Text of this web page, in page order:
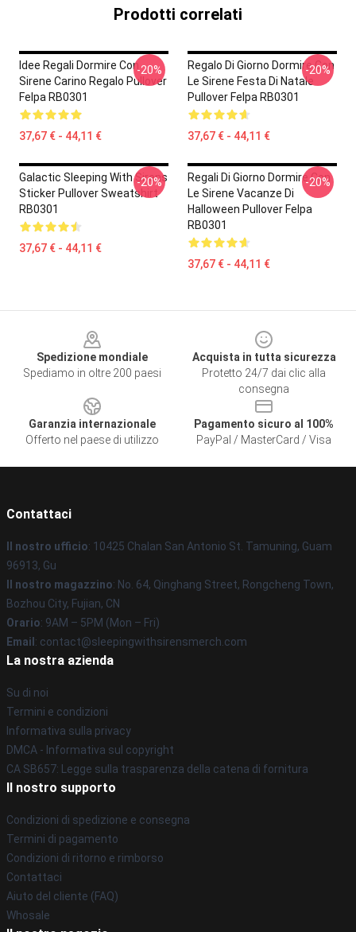
Prodotti correlati
Idee Regali Dormire Con
Sirene Carino Regalo Pullover
Felpa RB0301
37,67 € - 44,11 €
-20%
Regalo Di Giorno Dormire Con
Le Sirene Festa Di Natale
Pullover Felpa RB0301
37,67 € - 44,11 €
-20%
Galactic Sleeping With Sirens
Sticker Pullover Sweatshirt
RB0301
37,67 € - 44,11 €
-20%
Regali Di Giorno Dormire Con
Le Sirene Vacanze Di
Halloween Pullover Felpa
RB0301
37,67 € - 44,11 €
-20%
Spedizione mondiale
Spediamo in oltre 200 paesi
Acquista in tutta sicurezza
Protetto 24/7 dai clic alla
consegna
Garanzia internazionale
Offerto nel paese di utilizzo
Pagamento sicuro al 100%
PayPal / MasterCard / Visa
Contattaci
Il nostro ufficio: 10425 Chalan San Antonio St. Tamuning, Guam
96913, Gu
Il nostro magazzino: No. 64, Qinghang Street, Rongcheng Town,
Bozhou City, Fujian, CN
Orario: 9AM – 5PM (Mon – Fri)
Email : contact@sleepingwithsirensmerch.com
La nostra azienda
Su di noi
Termini e condizioni
Informativa sulla privacy
DMCA - Informativa sul copyright
CA SB657: Legge sulla trasparenza della catena di fornitura
Il nostro supporto
Condizioni di spedizione e consegna
Termini di pagamento
Condizioni di ritorno e rimborso
Contattaci
Aiuto del cliente (FAQ)
Whosale